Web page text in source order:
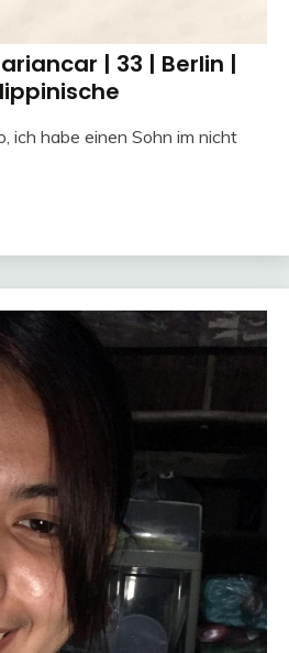
| 33 | Berlin |
ich habe einen Sohn im nicht